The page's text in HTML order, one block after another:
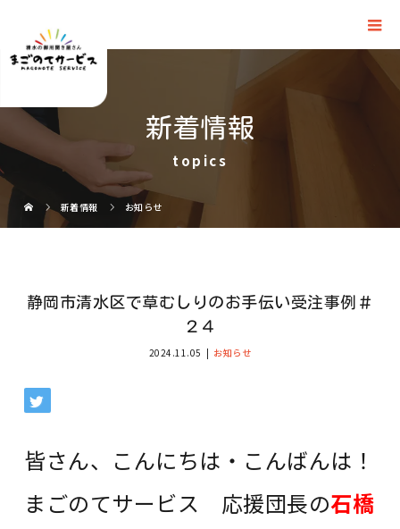
新着情報
topics
新着情報 お知らせ
静岡市清水区で草むしりのお手伝い受注事例＃
２４
2024.11.05 お知らせ
皆さん、こんにちは・こんばんは！
まごのてサービス 応援団長の石橋